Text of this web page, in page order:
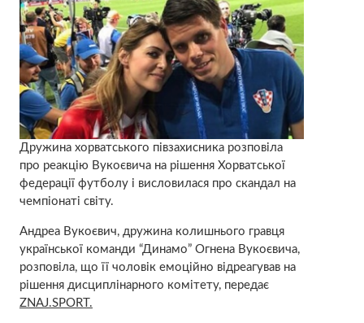
Дружина хорватського півзахисника розповіла
про реакцію Вукоєвича на рішення Хорватської
федерації футболу і висловилася про скандал на
чемпіонаті світу.
Андреа Вукоєвич, дружина колишнього гравця
української команди “Динамо” Огнена Вукоєвича,
розповіла, що її чоловік емоційно відреагував на
рішення дисциплінарного комітету, передає
ZNAJ.SPORT.